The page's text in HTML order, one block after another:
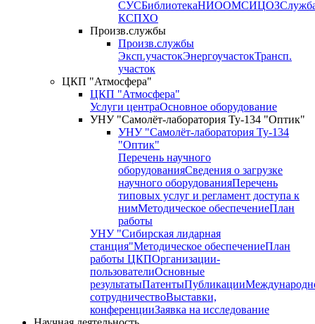
СУСБиблиотекаНИООМСИЦОЗ
КСПХО
Произв.службы
Произв.службы
Эксп.участокЭнергоучастокТрансп.
участок
ЦКП "Атмосфера"
ЦКП "Атмосфера"
Услуги центраОсновное оборудование
УНУ "Самолёт-лаборатория Ту-134 "Оптик"
УНУ "Самолёт-лаборатория Ту-134
"Оптик"
Перечень научного
оборудованияСведения о загрузке
научного оборудованияПеречень
типовых услуг и регламент доступа к
нимМетодическое обеспечениеПлан
работы
УНУ "Сибирская лидарная
станция"Методическое обеспечениеПлан
работы ЦКПОрганизации-
пользователиОсновные
результатыПатентыПубликации
сотрудничествоВыставки,
конференцииЗаявка на исследование